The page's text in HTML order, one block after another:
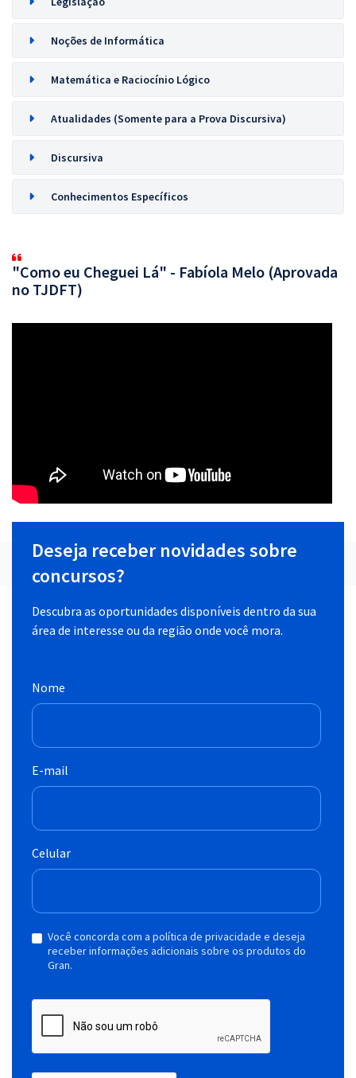
Noções de Informática
Matemática e Raciocínio Lógico
Atualidades (Somente para a Prova Discursiva)
Discursiva
Conhecimentos Específicos
"Como eu Cheguei Lá" - Fabíola Melo (Aprovada
no TJDFT)
Deseja receber novidades sobre
concursos?
Descubra as oportunidades disponíveis dentro da sua
área de interesse ou da região onde você mora.
Nome
E-mail
Celular
Você concorda com a política de privacidade e deseja
receber informações adicionais sobre os produtos do
Gran.